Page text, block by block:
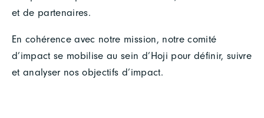
et de partenaires.
En cohérence avec notre mission, notre comité
d’impact se mobilise au sein d’Hoji pour définir, suivre
et analyser nos objectifs d’impact.